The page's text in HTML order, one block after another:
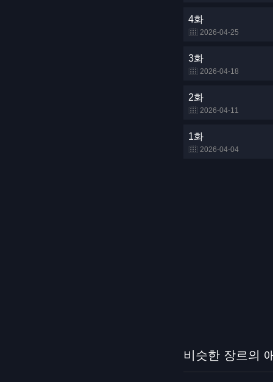
4화
2026-04-25
3화
2026-04-18
2화
2026-04-11
1화
2026-04-04
비슷한 장르의